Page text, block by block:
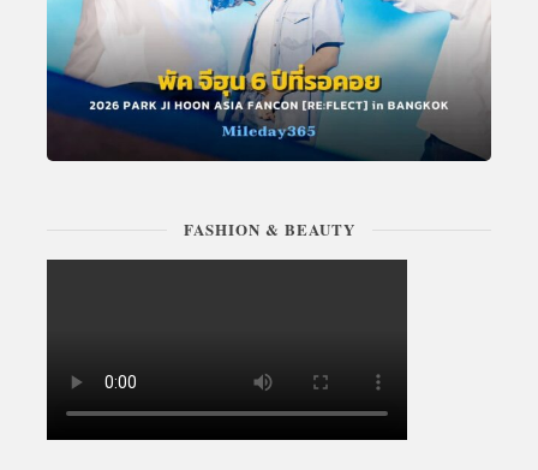
FASHION & BEAUTY